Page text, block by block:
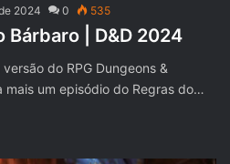
2024 0 535
Bárbaro | D&D 2024
do RPG Dungeons &
mais um episódio do Regras do…